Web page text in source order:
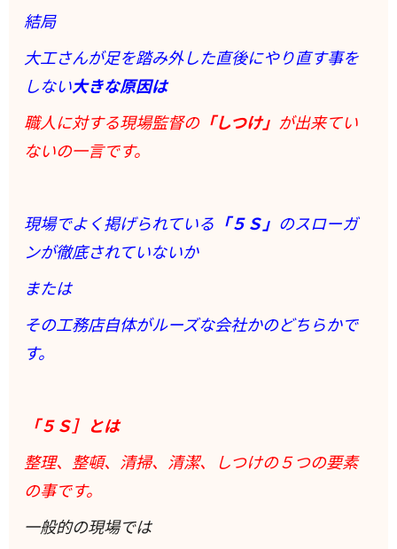
結局
大工さんが足を踏み外した直後にやり直す事を
しない大きな原因は
職人に対する現場監督の「しつけ」 が出来てい
ないの一言です。
現場でよく掲げられている 「５Ｓ」 のスローガ
ンが徹底されていないか
または
その工務店自体がルーズな会社かのどちらかで
す。
「５Ｓ］とは
整理、整頓、清掃、清潔、しつけの５つの要素
の事です。
一般的の現場では